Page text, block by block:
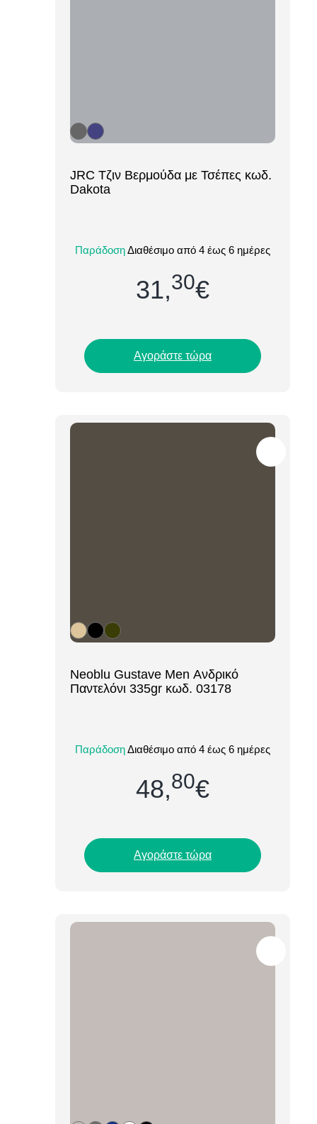
JRC Τζιν Βερμούδα με Τσέπες κωδ.
Dakota
ιδανική λύση για όσους αναζητούν
καθημερινή ερ...
ΠαράδοσηΔιαθέσιμο από 4 έως 6 ημέρες
31,30€
Αγοράστε τώρα
Neoblu Gustave Men Ανδρικό
Παντελόνι 335gr κωδ. 03178
είναι ένα κομψό και ανθεκτικό ανδρικό
σχεδιασμένο γ...
ΠαράδοσηΔιαθέσιμο από 4 έως 6 ημέρες
48,80€
Αγοράστε τώρα